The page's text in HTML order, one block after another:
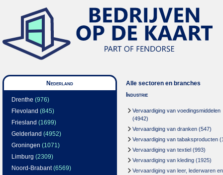
Nederland
Drenthe (976)
Flevoland (845)
Friesland (1699)
Gelderland (4952)
Groningen (1071)
Limburg (2309)
Noord-Brabant(6569)
Alle sectoren en branches
Industrie
Vervaardiging van voedingsmiddelen
(4942)
Vervaardiging van dranken (547)
Vervaardiging van tabaksproducten
Vervaardiging van textiel (993)
Vervaardiging van kleding (1925)
Vervaardiging van leer, lederwaren en